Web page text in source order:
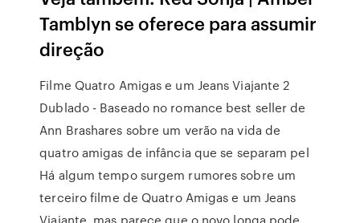
Tamblyn se oferece para assumir
direção
Filme Quatro Amigas e um Jeans Viajante 2
Dublado - Baseado no romance best seller de
Ann Brashares sobre um verão na vida de
quatro amigas de infância que se separam pel
Há algum tempo surgem rumores sobre um
terceiro filme de Quatro Amigas e um Jeans
Viajante, mas parece que o novo longa pode